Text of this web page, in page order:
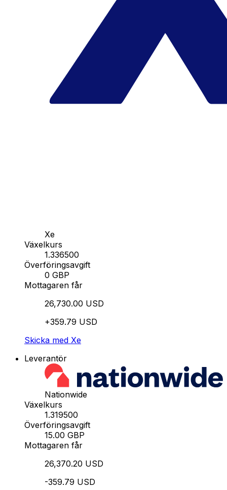
Xe
Växelkurs
1.336500
Överföringsavgift
0 GBP
Mottagaren får
26,730.00 USD
+359.79 USD
Skicka med Xe
Leverantör
Nationwide
Växelkurs
1.319500
Överföringsavgift
15.00 GBP
Mottagaren får
26,370.20 USD
-359.79 USD